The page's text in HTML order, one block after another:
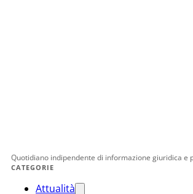
Quotidiano indipendente di informazione giuridica e
CATEGORIE
Attualità